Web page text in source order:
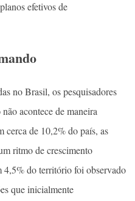
efetivos de
no Brasil, os pesquisadores
acontece de maneira
de 10,2% do país, as
ritmo de crescimento
4,5% do território foi observado
que inicialmente